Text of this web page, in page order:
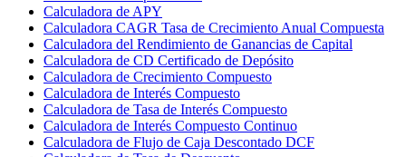
Calculadora de APY
Calculadora CAGR Tasa de Crecimiento Anual Compuesta
Calculadora del Rendimiento de Ganancias de Capital
Calculadora de CD Certificado de Depósito
Calculadora de Crecimiento Compuesto
Calculadora de Interés Compuesto
Calculadora de Tasa de Interés Compuesto
Calculadora de Interés Compuesto Continuo
Calculadora de Flujo de Caja Descontado DCF